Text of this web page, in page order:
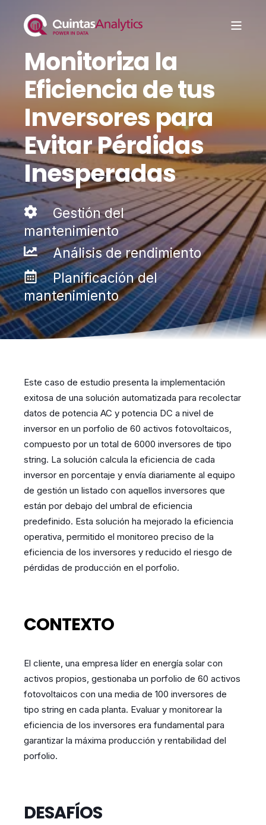
Monitoriza la
Eficiencia de tus
Inversores para
Evitar Pérdidas
Inesperadas
Gestión del
mantenimiento
Análisis de rendimiento
Planificación del
mantenimiento
Este caso de estudio presenta la implementación
exitosa de una solución automatizada para recolectar
datos de potencia AC y potencia DC a nivel de
inversor en un porfolio de 60 activos fotovoltaicos,
compuesto por un total de 6000 inversores de tipo
string. La solución calcula la eficiencia de cada
inversor en porcentaje y envía diariamente al equipo
de gestión un listado con aquellos inversores que
están por debajo del umbral de eficiencia
predefinido. Esta solución ha mejorado la eficiencia
operativa, permitido el monitoreo preciso de la
eficiencia de los inversores y reducido el riesgo de
pérdidas de producción en el porfolio.
CONTEXTO
El cliente, una empresa líder en energía solar con
activos propios, gestionaba un porfolio de 60 activos
fotovoltaicos con una media de 100 inversores de
tipo string en cada planta. Evaluar y monitorear la
eficiencia de los inversores era fundamental para
garantizar la máxima producción y rentabilidad del
porfolio.
DESAFÍOS